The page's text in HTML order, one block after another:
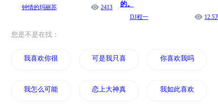
钟情的玛丽苏 2413
的。
DJ程一 12.5
您是不是在找：
我喜欢你很喜欢你 可是我只喜欢你 你喜欢我吗
我怎么可能喜欢他 恋上大神真喜欢 我如此喜欢你